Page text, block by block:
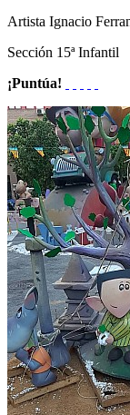
Artista Ignacio
Sección 15ª Infantil
¡Puntúa!